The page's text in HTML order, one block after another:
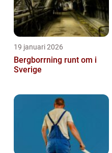
19 januari 2026
Bergborrning runt om i
Sverige